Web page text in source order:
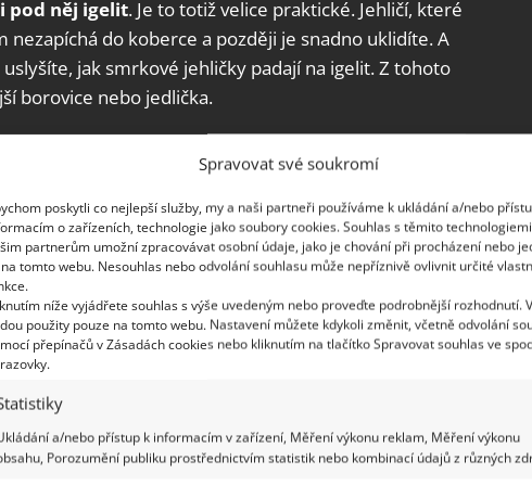
Spravovat své soukromí
poskytli co nejlepší služby, my a naši partneři používáme k ukládání a/nebo
o zařízeních, technologie jako soubory cookies. Souhlas s těmito
partnerům umožní zpracovávat osobní údaje, jako je chování při procházení nebo
na tomto webu. Nesouhlas nebo odvolání souhlasu může nepříznivě ovlivnit určité
níže vyjádřete souhlas s výše uvedeným nebo proveďte podrobnější rozhodnutí.
použity pouze na tomto webu. Nastavení můžete kdykoli změnit, včetně odvolání
přepínačů v Zásadách cookies nebo kliknutím na tlačítko Spravovat souhlas ve
a/nebo přístup k informacím v zařízení, Měření výkonu reklam, Měření výkonu
Porozumění publiku prostřednictvím statistik nebo kombinací údajů z různých
pod něj igelit. Je to totiž velice praktické. Jehličí, které
nezapíchá do koberce a později je snadno uklidíte. A
jak smrkové jehličky padají na igelit. Z tohoto
borovice nebo jedlička.
ryby o Vánocích je třeba předcházet
Pomůže i čerstvé maso a řepkový olej
a víc zaplňovat kavkazskou jedlí. A to je zřejmě
i do rodinného domu. Jedličky, které se dostávají na
v Dánsku, kde se pěstují bez glyfosátů. Stromek
jehličky jsou pevnéa se svěží zelení, jak uvádí web
jedli si můžete postavit jak na stůl, tak i na zem, neboť